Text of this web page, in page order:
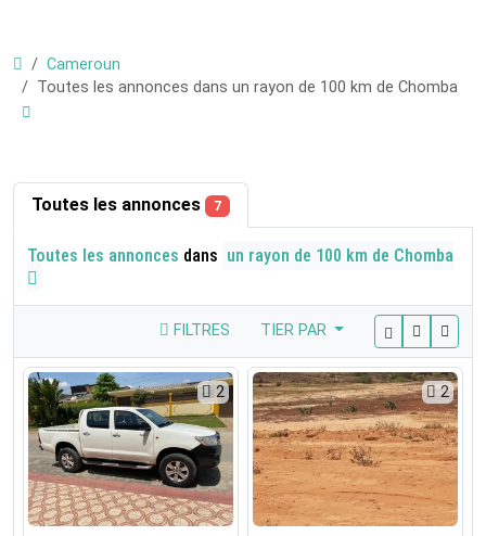
Cameroun
Toutes les annonces dans un rayon de 100 km de Chomba
Toutes les annonces 7
Toutes les annonces dans un rayon de 100 km de Chomba
FILTRES TIER PAR
2 2